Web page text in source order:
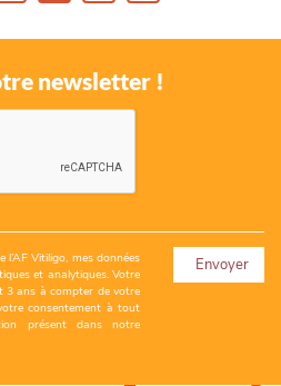
newsletter !
Vitiligo, mes données
et analytiques. Votre
3 ans à compter de votre
consentement à tout
présent dans notre